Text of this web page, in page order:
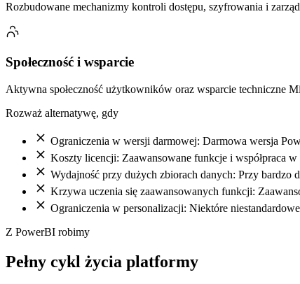
Rozbudowane mechanizmy kontroli dostępu, szyfrowania i
Społeczność i wsparcie
Aktywna społeczność użytkowników oraz wsparcie techniczne
Rozważ alternatywę, gdy
Ograniczenia w wersji darmowej: Darmowa wersja
Koszty licencji: Zaawansowane funkcje i współpraca
Wydajność przy dużych zbiorach danych: Przy
Krzywa uczenia się zaawansowanych funkcji:
Ograniczenia w personalizacji: Niektóre
Z PowerBI robimy
Pełny cykl życia platformy